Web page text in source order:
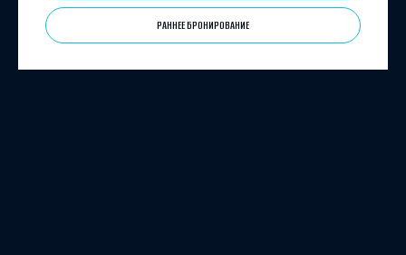
РАННЕЕ БРОНИРОВАНИЕ